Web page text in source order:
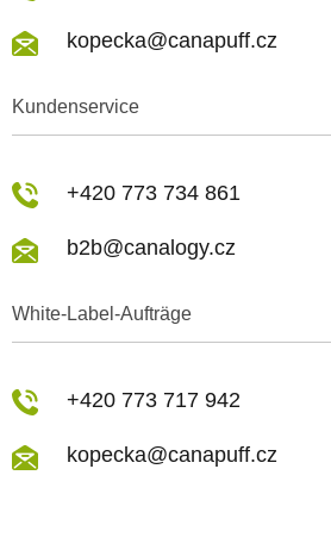
Kundenservice
White-Label-Aufträge
kopecka@canapuff.cz
+420 773 734 861
b2b@canalogy.cz
+420 773 717 942
kopecka@canapuff.cz